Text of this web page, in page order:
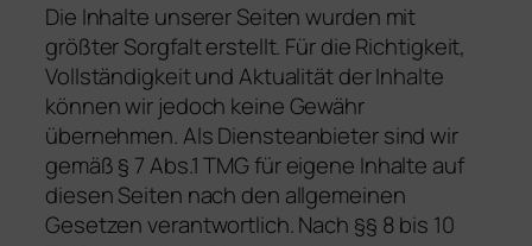
Die Inhalte unserer Seiten wurden mit
größter Sorgfalt erstellt. Für die Richtigkeit,
Vollständigkeit und Aktualität der Inhalte
können wir jedoch keine Gewähr
übernehmen. Als Diensteanbieter sind wir
gemäß § 7 Abs.1 TMG für eigene Inhalte auf
diesen Seiten nach den allgemeinen
Gesetzen verantwortlich. Nach §§ 8 bis 10